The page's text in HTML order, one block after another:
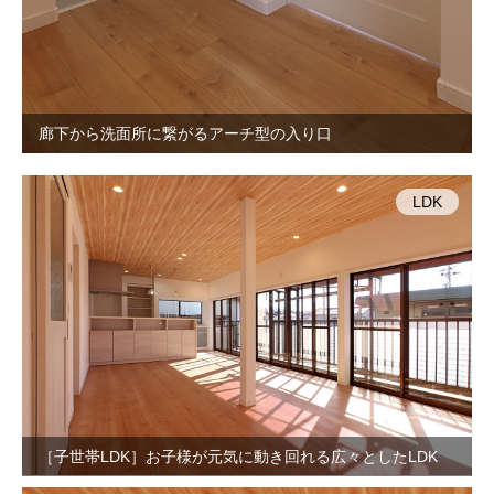
廊下から洗面所に繋がるアーチ型の入り口
［子世帯LDK］お子様が元気に動き回れる広々としたLDK
LDK